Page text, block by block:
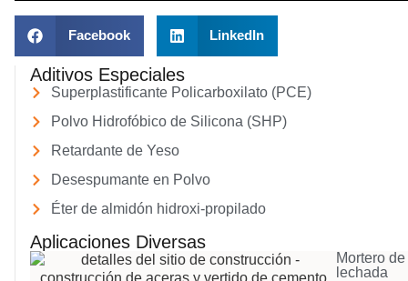
Facebook LinkedIn
Aditivos Especiales
Superplastificante Policarboxilato (PCE)
Polvo Hidrofóbico de Silicona (SHP)
Retardante de Yeso
Desespumante en Polvo
Éter de almidón hidroxi-propilado
Aplicaciones Diversas
Mortero de
lechada